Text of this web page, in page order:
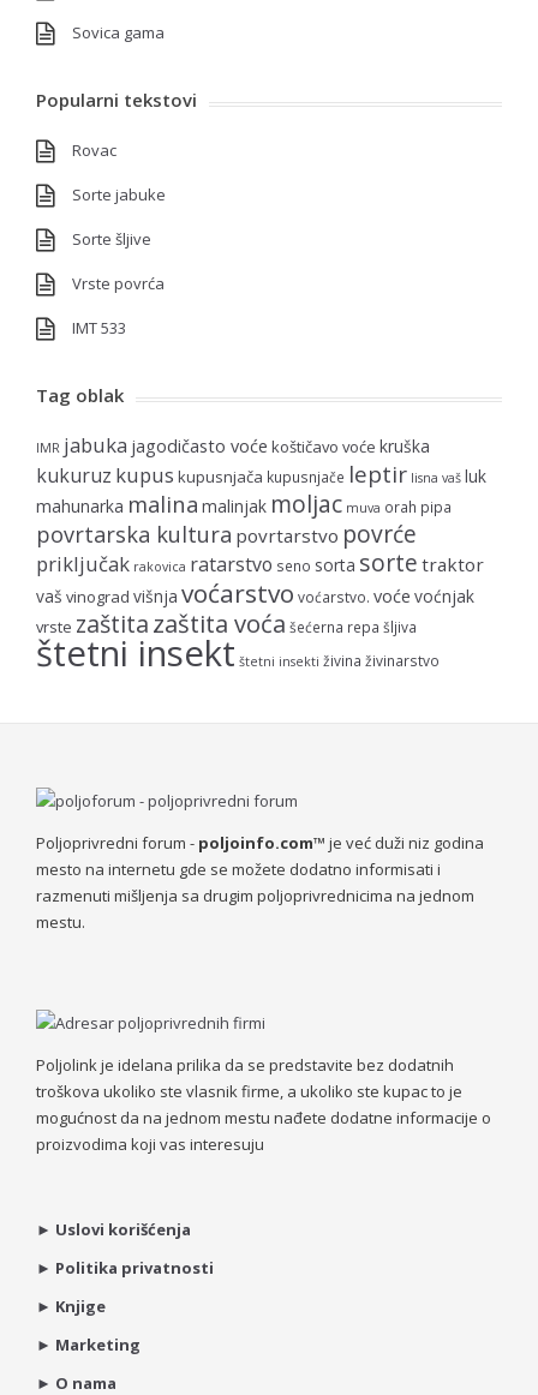
Sovica gama
Popularni tekstovi
Rovac
Sorte jabuke
Sorte šljive
Vrste povrća
IMT 533
Tag oblak
IMR jabuka jagodičasto voće koštičavo voće kruška
kukuruz kupus kupusnjača kupusnjače leptir lisna vaš luk
mahunarka malina malinjak moljac muva orah pipa
povrtarska kultura povrtarstvo povrće
priključak rakovica ratarstvo seno sorta sorte traktor
vaš vinograd višnja voćarstvo voćarstvo. voće voćnjak
vrste zaštitazaštita voća šećerna repa šljiva
štetni insekt štetni insekti živina živinarstvo
Poljoprivredni forum - poljoinfo.com™ je već duži niz godina
mesto na internetu gde se možete dodatno informisati i
razmenuti mišljenja sa drugim poljoprivrednicima na jednom
mestu.
Poljolink je idelana prilika da se predstavite bez dodatnih
troškova ukoliko ste vlasnik firme, a ukoliko ste kupac to je
mogućnost da na jednom mestu nađete dodatne informacije o
proizvodima koji vas interesuju
► Uslovi korišćenja
► Politika privatnosti
► Knjige
► Marketing
► O nama